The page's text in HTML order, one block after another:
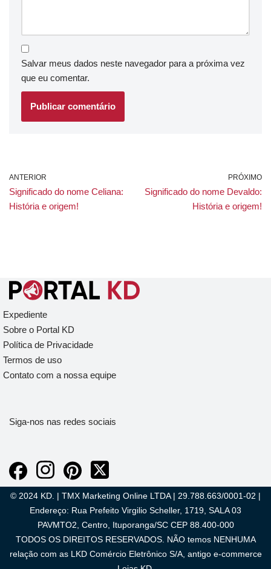
Salvar meus dados neste navegador para a próxima vez
que eu comentar.
ANTERIOR
Significado do nome Celiana:
História e origem!
PRÓXIMO
Significado do nome Devaldo:
História e origem!
Expediente
Sobre o Portal KD
Política de Privacidade
Termos de uso
Contato com a nossa equipe
Siga-nos nas redes sociais
© 2024 KD. | TMX Marketing Online LTDA | 29.788.663/0001-02 |
Endereço: Rua Prefeito Virgilio Scheller, 1719, SALA 03
PAVMTO2, Centro, Ituporanga/SC CEP 88.400-000
TODOS OS DIREITOS RESERVADOS. NÃO temos NENHUMA
relação com as LKD Comércio Eletrônico S/A, antigo e-commerce